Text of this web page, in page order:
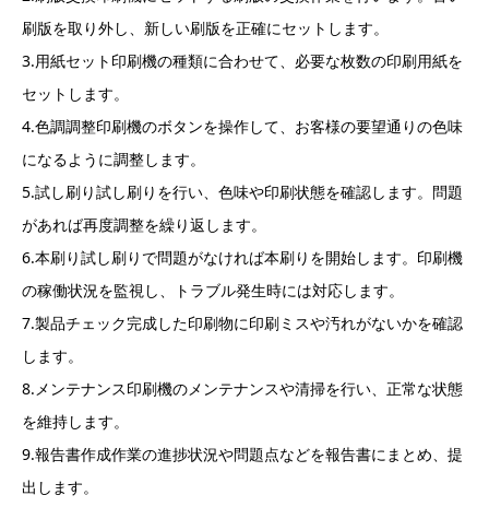
刷版を取り外し、新しい刷版を正確にセットします。
3.用紙セット印刷機の種類に合わせて、必要な枚数の印刷用紙を
セットします。
4.色調調整印刷機のボタンを操作して、お客様の要望通りの色味
になるように調整します。
5.試し刷り試し刷りを行い、色味や印刷状態を確認します。問題
があれば再度調整を繰り返します。
6.本刷り試し刷りで問題がなければ本刷りを開始します。印刷機
の稼働状況を監視し、トラブル発生時には対応します。
7.製品チェック完成した印刷物に印刷ミスや汚れがないかを確認
します。
8.メンテナンス印刷機のメンテナンスや清掃を行い、正常な状態
を維持します。
9.報告書作成作業の進捗状況や問題点などを報告書にまとめ、提
出します。